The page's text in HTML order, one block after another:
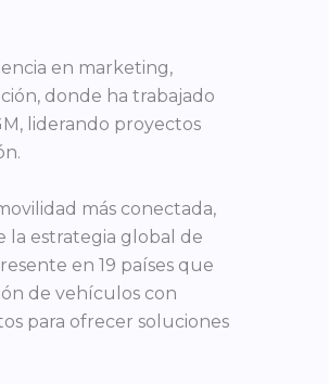
en marketing,
donde ha trabajado
liderando proyectos
más conectada,
la estrategia global de
en 19 países que
de vehículos con
para ofrecer soluciones